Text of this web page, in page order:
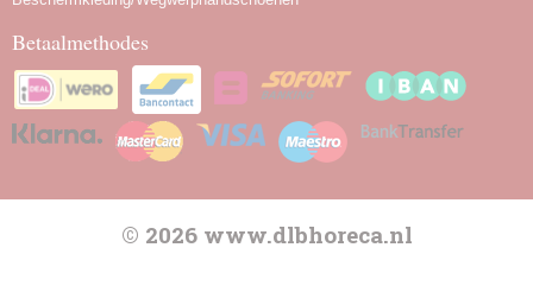
Betaalmethodes
© 2026 www.dlbhoreca.nl